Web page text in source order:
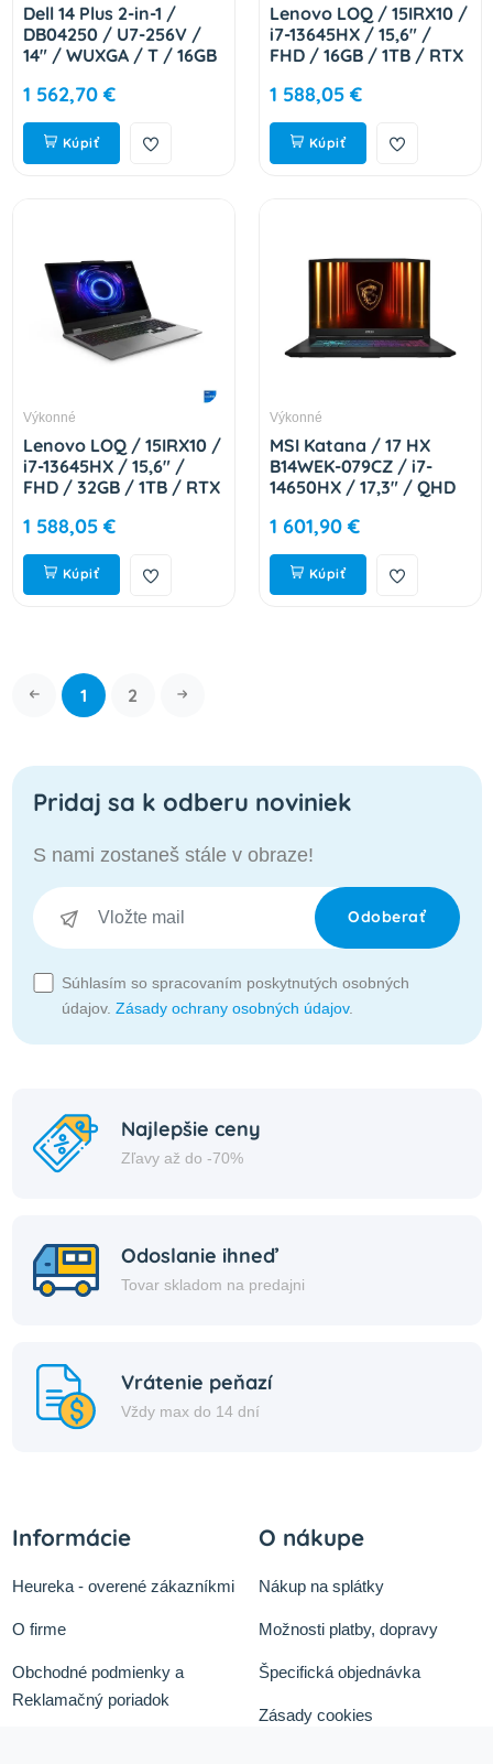
Dell 14 Plus 2-in-1 /
DB04250 / U7-256V /
14" / WUXGA / T / 16GB
W11P / Silver / 3RNBD
DB04250_LNL_203
1 562,70 €
Kúpiť
Lenovo LOQ / 15IRX10 /
i7-13645HX / 15,6" /
FHD / 16GB / 1TB / RTX
2R 83JE01C5CK
1 588,05 €
Kúpiť
Výkonné
Lenovo LOQ / 15IRX10 /
i7-13645HX / 15,6" /
FHD / 32GB / 1TB / RTX
2R 83JE01C7CK
1 588,05 €
Kúpiť
Výkonné
MSI Katana / 17 HX
B14WEK-079CZ / i7-
14650HX / 17,3" / QHD
5050 / W11H / Black /
2R 9S7-17L791-079
1 601,90 €
Kúpiť
1 2
Pridaj sa k odberu noviniek
S nami zostaneš stále v obraze!
Odoberať
Súhlasím so spracovaním poskytnutých osobných
údajov. Zásady ochrany osobných údajov.
Najlepšie ceny
Zľavy až do -70%
Odoslanie ihneď
Tovar skladom na predajni
Vrátenie peňazí
Vždy max do 14 dní
Informácie
Heureka - overené zákazníkmi
O firme
Obchodné podmienky a
Reklamačný poriadok
O nákupe
Nákup na splátky
Možnosti platby, dopravy
Špecifická objednávka
Zásady cookies